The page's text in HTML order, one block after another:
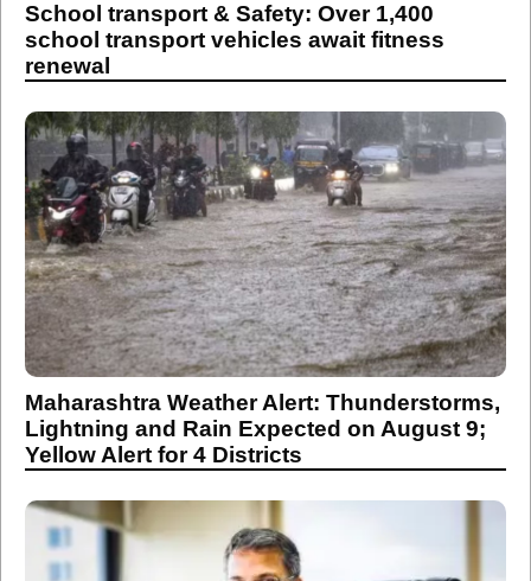
School transport & Safety: Over 1,400
school transport vehicles await fitness
renewal
Maharashtra Weather Alert: Thunderstorms,
Lightning and Rain Expected on August 9;
Yellow Alert for 4 Districts